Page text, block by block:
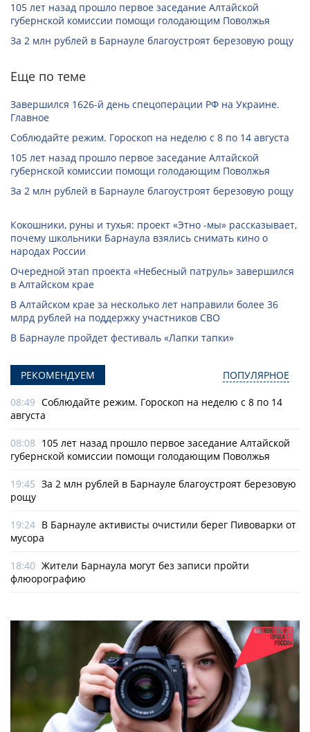
105 лет назад прошло первое заседание Алтайской
губернской комиссии помощи голодающим Поволжья
За 2 млн рублей в Барнауле благоустроят березовую рощу
Еще по теме
Завершился 1626-й день спецоперации РФ на Украине.
Главное
Соблюдайте режим. Гороскоп на неделю с 8 по 14 августа
105 лет назад прошло первое заседание Алтайской
губернской комиссии помощи голодающим Поволжья
За 2 млн рублей в Барнауле благоустроят березовую рощу
Кокошники, руны и тухья: проект «Этно -мы» рассказывает,
почему школьники Барнаула взялись снимать кино о
народах России
Очередной этап проекта «Небесный патруль» завершился
в Алтайском крае
В Алтайском крае за несколько лет направили более 36
млрд рублей на поддержку участников СВО
В Барнауле пройдет фестиваль «Лапки тапки»
РЕКОМЕНДУЕМ ПОПУЛЯРНОЕ
08:49 Соблюдайте режим. Гороскоп на неделю с 8 по 14
августа
08:08 105 лет назад прошло первое заседание Алтайской
губернской комиссии помощи голодающим Поволжья
19:45 За 2 млн рублей в Барнауле благоустроят березовую
рощу
19:24 В Барнауле активисты очистили берег Пивоварки от
мусора
18:40 Жители Барнаула могут без записи пройти
флюорографию